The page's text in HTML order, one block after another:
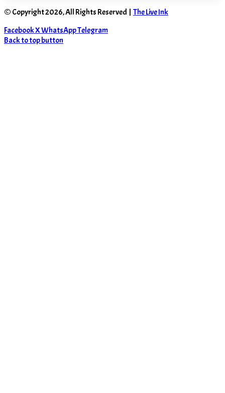
© Copyright 2026, All Rights Reserved | The Live Ink
FacebookXWhatsAppTelegram
Back to top button